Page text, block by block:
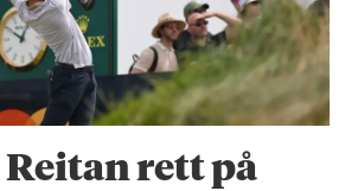
rett på